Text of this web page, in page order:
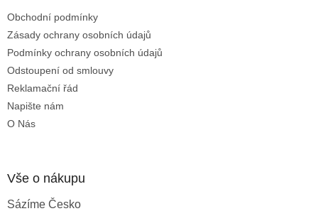
Obchodní podmínky
Zásady ochrany osobních údajů
Podmínky ochrany osobních údajů
Odstoupení od smlouvy
Reklamační řád
Napište nám
O Nás
Vše o nákupu
Sázíme Česko